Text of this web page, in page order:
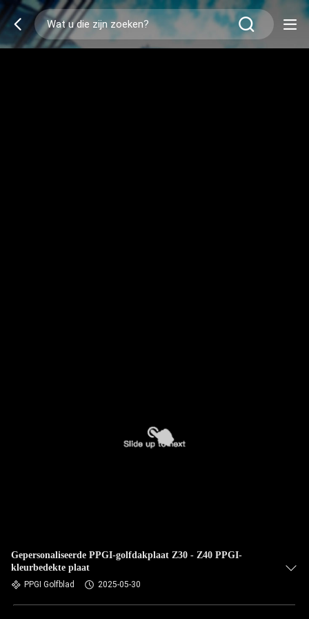
Gepersonaliseerde PPGI-golfdakplaat Z30 - Z40 PPGI-
kleurbedekte plaat
PPGI Golfblad 2025-05-30